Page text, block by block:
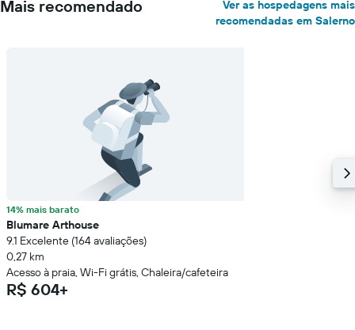
Mais recomendado
Ver as hospedagens mais
recomendadas em Salerno
14% mais barato
Blumare Arthouse
9.1 Excelente (164 avaliações)
0,27 km
Acesso à praia, Wi-Fi grátis, Chaleira/cafeteira
R$ 604+